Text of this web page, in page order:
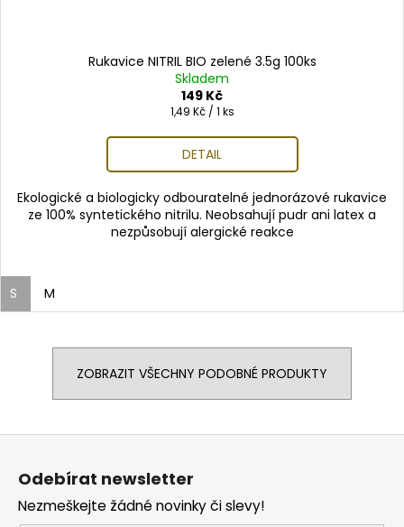
Rukavice NITRIL BIO zelené 3.5g 100ks
Skladem
149 Kč
Měrná
1,49 Kč / 1 ks
DETAIL
Ekologické a biologicky odbouratelné jednorázové rukavice
ze 100% syntetického nitrilu. Neobsahují pudr ani latex a
nezpůsobují alergické reakce
S M
ZOBRAZIT VŠECHNY PODOBNÉ PRODUKTY
Z
Odebírat newsletter
Nezmeškejte žádné novinky či slevy!